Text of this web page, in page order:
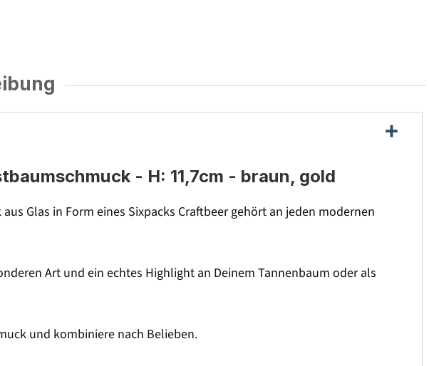
- H: 11,7cm - braun, gold
Glas in Form eines Sixpacks Craftbeer gehört an jeden modernen
Art und ein echtes Highlight an Deinem Tannenbaum oder als
und kombiniere nach Belieben.